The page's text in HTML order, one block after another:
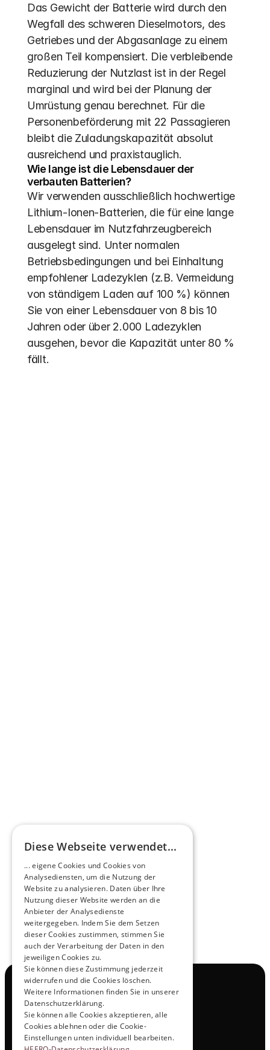
Das Gewicht der Batterie wird durch den
Wegfall des schweren Dieselmotors, des
Getriebes und der Abgasanlage zu einem
großen Teil kompensiert. Die verbleibende
Reduzierung der Nutzlast ist in der Regel
marginal und wird bei der Planung der
Umrüstung genau berechnet. Für die
Personenbeförderung mit 22 Passagieren
bleibt die Zuladungskapazität absolut
ausreichend und praxistauglich.
Wie lange ist die Lebensdauer der
verbauten Batterien?
Wir verwenden ausschließlich hochwertige
Lithium-Ionen-Batterien, die für eine lange
Lebensdauer im Nutzfahrzeugbereich
ausgelegt sind. Unter normalen
Betriebsbedingungen und bei Einhaltung
empfohlener Ladezyklen (z.B. Vermeidung
von ständigem Laden auf 100 %) können
Sie von einer Lebensdauer von 8 bis 10
Jahren oder über 2.000 Ladezyklen
ausgehen, bevor die Kapazität unter 80 %
fällt.
HEERO
Mehr erfahren
View All
Navigation
Kontakt
Probefahrt
Karriere
Diese Webseite verwendet...
... eigene Cookies und Cookies von
Analysediensten, um die Nutzung der
Website zu analysieren. Daten über Ihre
Nutzung dieser Website werden an die
Anbieter der Analysedienste
weitergegeben. Indem Sie dem Setzen
dieser Cookies zustimmen, stimmen Sie
auch der Verarbeitung der Daten in den
jeweiligen Cookies zu.
Sie können diese Zustimmung jederzeit
widerrufen und die Cookies löschen.
Weitere Informationen finden Sie in unserer
Datenschutzerklärung.
Sie können alle Cookies akzeptieren, alle
Cookies ablehnen oder die Cookie-
Einstellungen unten individuell bearbeiten.